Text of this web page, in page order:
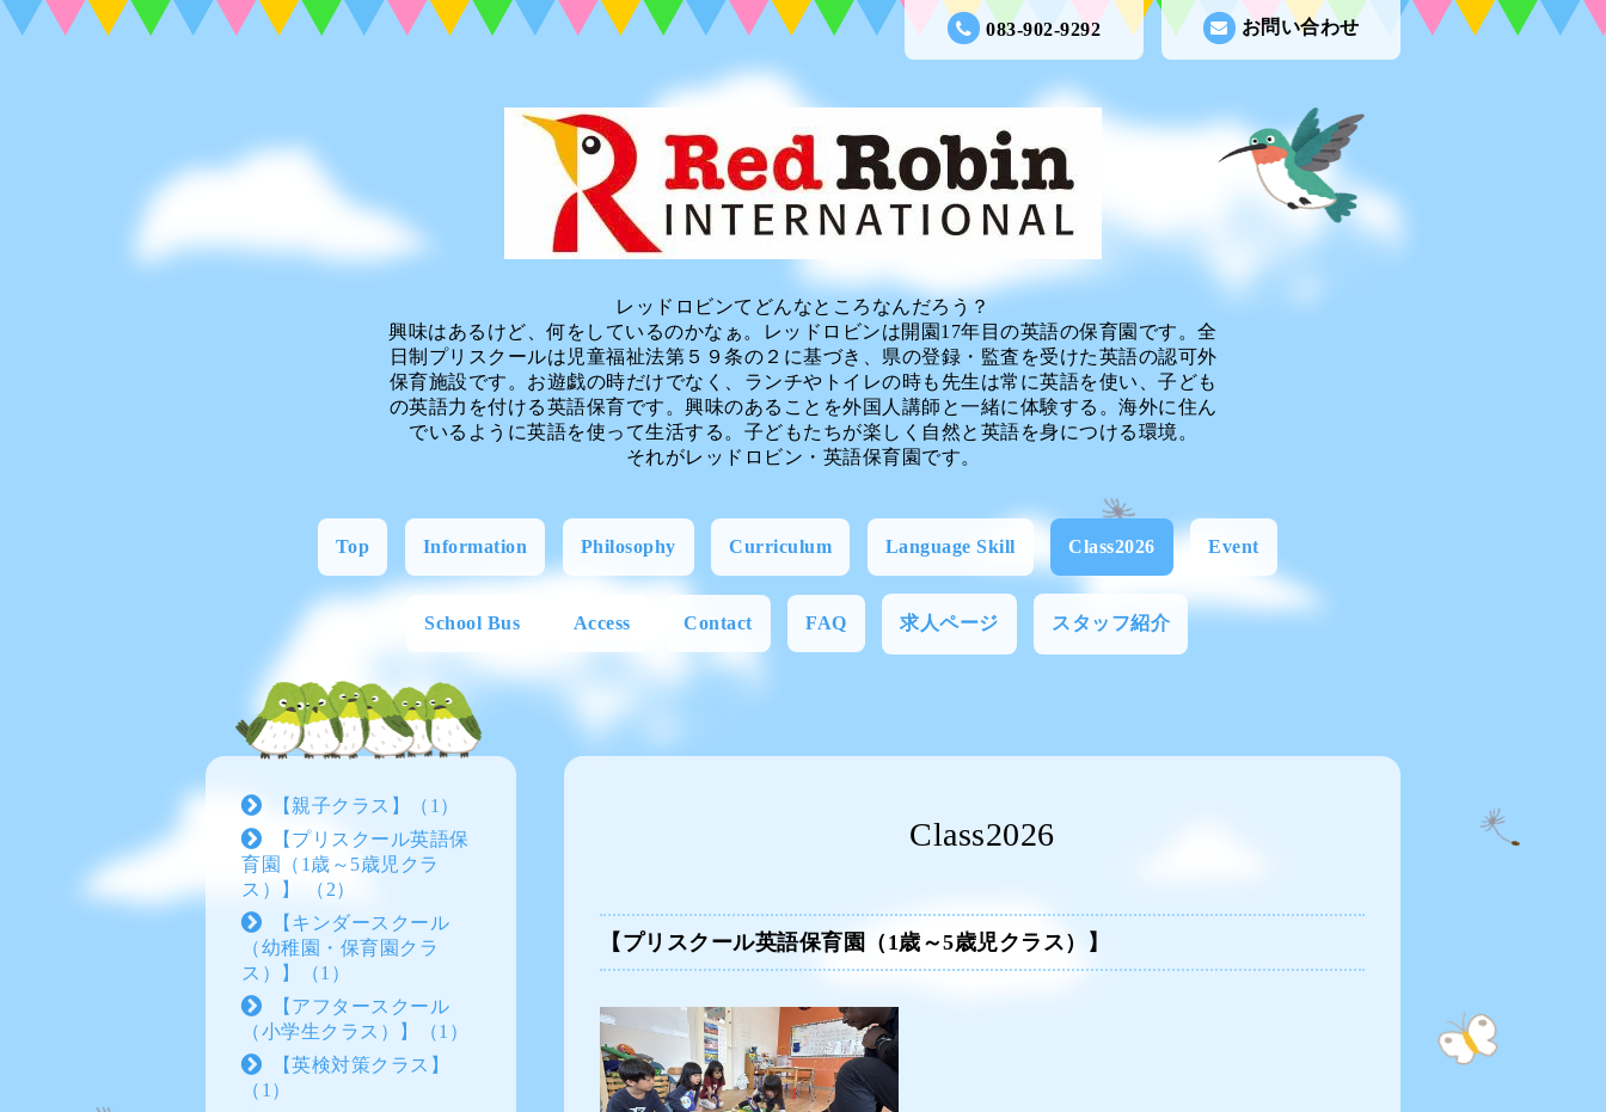
お問い合わせ
083-902-9292
レッドロビンてどんなところなんだろう？
興味はあるけど、何をしているのかなぁ。レッドロビンは開園17年目の英語の保育園です。全
日制プリスクールは児童福祉法第５９条の２に基づき、県の登録・監査を受けた英語の認可外
保育施設です。お遊戯の時だけでなく、ランチやトイレの時も先生は常に英語を使い、子ども
の英語力を付ける英語保育です。興味のあることを外国人講師と一緒に体験する。海外に住ん
でいるように英語を使って生活する。子どもたちが楽しく自然と英語を身につける環境。
それがレッドロビン・英語保育園です。
Top Information Philosophy Curriculum Language Skill Class2026 Event
School Bus Access Contact FAQ 求人ページ スタッフ紹介
Class2026
【プリスクール英語保育園（1歳～5歳児クラス）】
【親子クラス】（1）
【プリスクール英語保
育園（1歳～5歳児クラ
ス）】 （2）
【キンダースクール
（幼稚園・保育園クラ
ス）】（1）
【アフタースクール
（小学生クラス）】（1）
【英検対策クラス】
（1）